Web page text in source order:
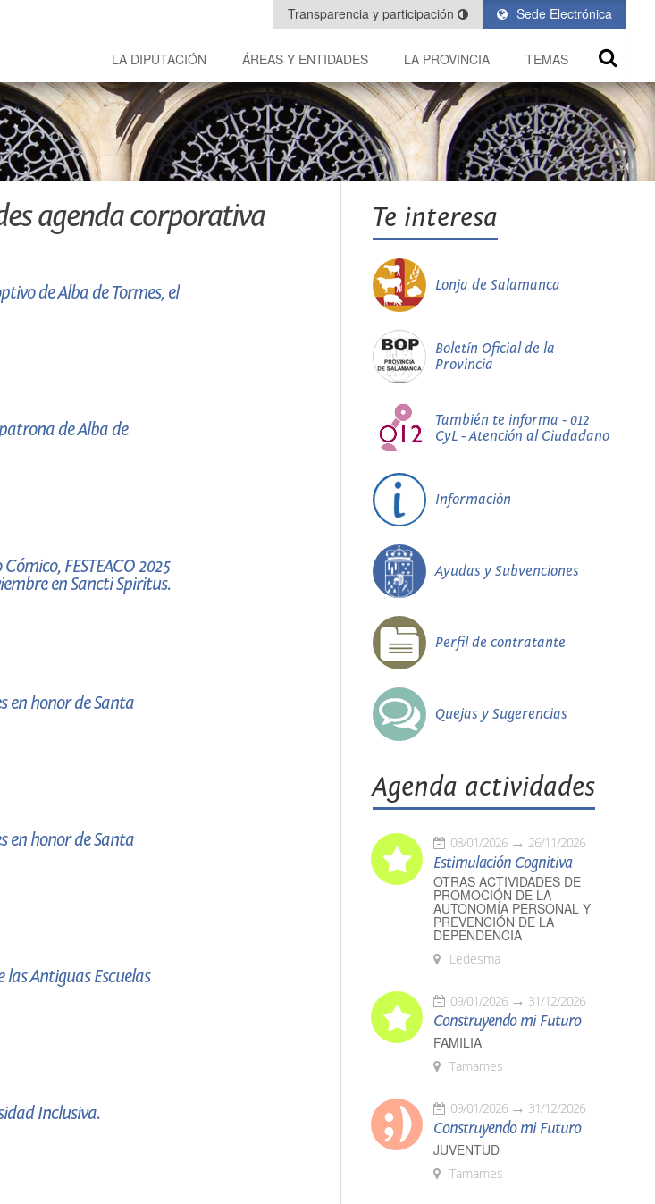
Sede Electrónica
Transparencia y participación
LA DIPUTACIÓN ÁREAS Y ENTIDADES LA PROVINCIA TEMAS
agenda corporativa
de Alba de Tormes, el
de Alba de
FESTEACO 2025
en Sancti Spiritus.
en honor de Santa
en honor de Santa
Antiguas Escuelas
Inclusiva.
Te interesa
Lonja de Salamanca
Boletín Oficial de la
Provincia
También te informa - 012
CyL - Atención al Ciudadano
Información
Ayudas y Subvenciones
Perfil de contratante
Quejas y Sugerencias
Agenda actividades
08/01/2026 26/11/2026
Estimulación Cognitiva
OTRAS ACTIVIDADES DE
PROMOCIÓN DE LA
AUTONOMÍA PERSONAL Y
PREVENCIÓN DE LA
DEPENDENCIA
Ledesma
09/01/2026 31/12/2026
Construyendo mi Futuro
FAMILIA
Tamames
09/01/2026 31/12/2026
Construyendo mi Futuro
JUVENTUD
Tamames